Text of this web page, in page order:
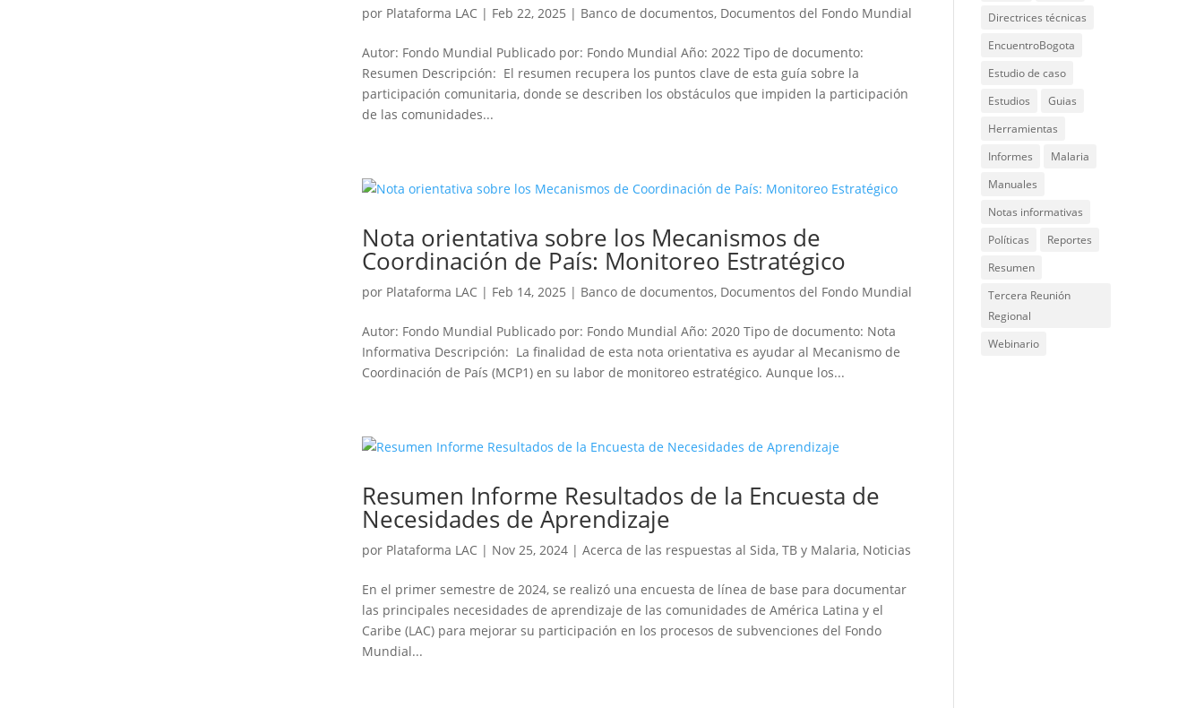
por Plataforma LAC | Feb 22, 2025 | Banco de documentos, Documentos del Fondo Mundial
Autor: Fondo Mundial Publicado por: Fondo Mundial Año: 2022 Tipo de documento:
Resumen Descripción: El resumen recupera los puntos clave de esta guía sobre la
participación comunitaria, donde se describen los obstáculos que impiden la participación
de las comunidades...
Nota orientativa sobre los Mecanismos de
Coordinación de País: Monitoreo Estratégico
por Plataforma LAC | Feb 14, 2025 | Banco de documentos, Documentos del Fondo Mundial
Autor: Fondo Mundial Publicado por: Fondo Mundial Año: 2020 Tipo de documento: Nota
Informativa Descripción: La finalidad de esta nota orientativa es ayudar al Mecanismo de
Coordinación de País (MCP1) en su labor de monitoreo estratégico. Aunque los...
Resumen Informe Resultados de la Encuesta de
Necesidades de Aprendizaje
por Plataforma LAC | Nov 25, 2024 |Acerca de las respuestas al Sida, TB y Malaria, Noticias
En el primer semestre de 2024, se realizó una encuesta de línea de base para documentar
las principales necesidades de aprendizaje de las comunidades de América Latina y el
Caribe (LAC) para mejorar su participación en los procesos de subvenciones del Fondo
Mundial...
Directrices técnicas
EncuentroBogota
Estudio de caso
Estudios
Guias
Herramientas
Informes
Malaria
Manuales
Notas informativas
Políticas
Reportes
Resumen
Tercera Reunión
Regional
Webinario